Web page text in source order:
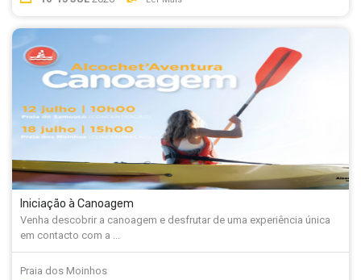
Iniciação à Canoagem
Venha descobrir a canoagem e desfrutar de uma experiência única
em contacto com a ...
Praia dos Moinhos